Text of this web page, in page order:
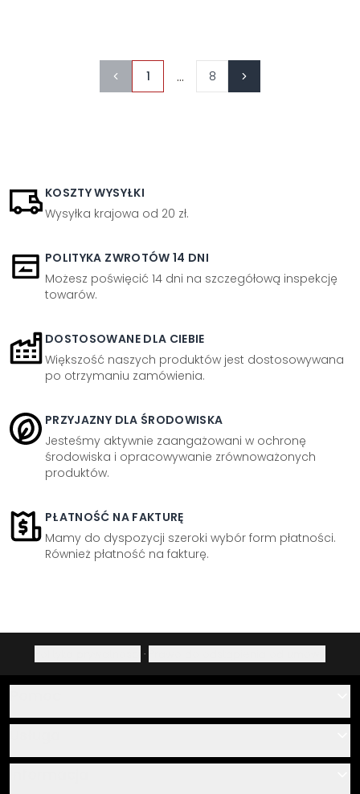
1 ... 8
KOSZTY WYSYŁKI
Wysyłka krajowa od 20 zł.
POLITYKA ZWROTÓW 14 DNI
Możesz poświęcić 14 dni na szczegółową inspekcję
towarów.
DOSTOSOWANE DLA CIEBIE
Większość naszych produktów jest dostosowywana
po otrzymaniu zamówienia.
PRZYJAZNY DLA ŚRODOWISKA
Jesteśmy aktywnie zaangażowani w ochronę
środowiska i opracowywanie zrównoważonych
produktów.
PŁATNOŚĆ NA FAKTURĘ
Mamy do dyspozycji szeroki wybór form płatności.
Również płatność na fakturę.
·
O nas